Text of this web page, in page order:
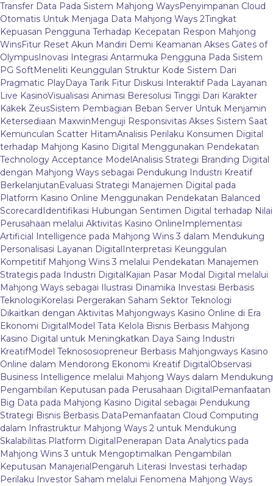
Transfer Data Pada Sistem Mahjong WaysPenyimpanan Cloud
Otomatis Untuk Menjaga Data Mahjong Ways 2Tingkat
Kepuasan Pengguna Terhadap Kecepatan Respon Mahjong
WinsFitur Reset Akun Mandiri Demi Keamanan Akses Gates of
OlympusInovasi Integrasi Antarmuka Pengguna Pada Sistem
PG SoftMeneliti Keunggulan Struktur Kode Sistem Dari
Pragmatic PlayDaya Tarik Fitur Diskusi Interaktif Pada Layanan
Live KasinoVisualisasi Animasi Beresolusi Tinggi Dari Karakter
Kakek ZeusSistem Pembagian Beban Server Untuk Menjamin
Ketersediaan MaxwinMenguji Responsivitas Akses Sistem Saat
Kemunculan Scatter HitamAnalisis Perilaku Konsumen Digital
terhadap Mahjong Kasino Digital Menggunakan Pendekatan
Technology Acceptance ModelAnalisis Strategi Branding Digital
dengan Mahjong Ways sebagai Pendukung Industri Kreatif
BerkelanjutanEvaluasi Strategi Manajemen Digital pada
Platform Kasino Online Menggunakan Pendekatan Balanced
ScorecardIdentifikasi Hubungan Sentimen Digital terhadap Nilai
Perusahaan melalui Aktivitas Kasino OnlineImplementasi
Artificial Intelligence pada Mahjong Wins 3 dalam Mendukung
Personalisasi Layanan DigitalInterpretasi Keunggulan
Kompetitif Mahjong Wins 3 melalui Pendekatan Manajemen
Strategis pada Industri DigitalKajian Pasar Modal Digital melalui
Mahjong Ways sebagai Ilustrasi Dinamika Investasi Berbasis
TeknologiKorelasi Pergerakan Saham Sektor Teknologi
Dikaitkan dengan Aktivitas Mahjongways Kasino Online di Era
Ekonomi DigitalModel Tata Kelola Bisnis Berbasis Mahjong
Kasino Digital untuk Meningkatkan Daya Saing Industri
KreatifModel Teknososiopreneur Berbasis Mahjongways Kasino
Online dalam Mendorong Ekonomi Kreatif DigitalObservasi
Business Intelligence melalui Mahjong Ways dalam Mendukung
Pengambilan Keputusan pada Perusahaan DigitalPemanfaatan
Big Data pada Mahjong Kasino Digital sebagai Pendukung
Strategi Bisnis Berbasis DataPemanfaatan Cloud Computing
dalam Infrastruktur Mahjong Ways 2 untuk Mendukung
Skalabilitas Platform DigitalPenerapan Data Analytics pada
Mahjong Wins 3 untuk Mengoptimalkan Pengambilan
Keputusan ManajerialPengaruh Literasi Investasi terhadap
Perilaku Investor Saham melalui Fenomena Mahjong Ways